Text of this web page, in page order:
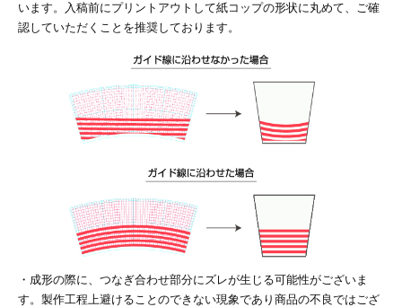
ード印刷
フォルダー
ファイル印刷
形マル型
名刺印刷
ムカード印刷
28
29 30
います。入稿前にプリントアウトして紙コップの形状に丸めて、ご確
認していただくことを推奨しております。
・成形の際に、つなぎ合わせ部分にズレが生じる可能性がございま
す。製作工程上避けることのできない現象であり商品の不良ではござ